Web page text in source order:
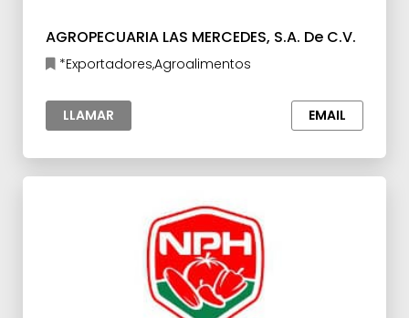
AGROPECUARIA LAS MERCEDES, S.A. De C.V.
*Exportadores,Agroalimentos
LLAMAR EMAIL